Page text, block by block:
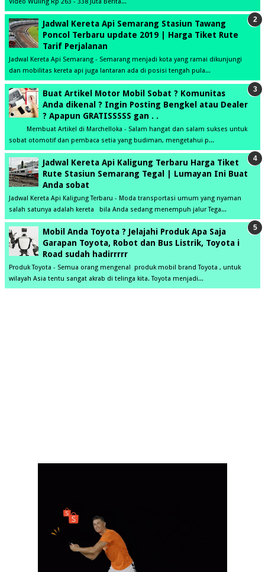
Jadwal Kereta Api Semarang Stasiun Tawang
Poncol Terbaru update 2019 | Harga Tiket Rute
Tarif Perjalanan
Jadwal Kereta Api Semarang - Semarang menjadi kota yang ramai dikunjungi
dan mobilitas kereta api juga lantaran ada di posisi tengah pula...
Buat Artikel Motor Mobil Sobat ? Komunitas
Anda dikenal ? Ingin Posting Bengkel atau Dealer
? Apapun GRATISSSSS gan . .
Membuat Artikel di Marchelloka - Salam hangat dan salam sukses untuk
sobat otomotif dan pembaca setia yang budiman, mengetahui p...
Jadwal Kereta Api Kaligung Terbaru Harga Tiket
Rute Stasiun Semarang Tegal | Lumayan Ini Buat
Anda sobat
Jadwal Kereta Api Kaligung Terbaru - Moda transportasi umum yang nyaman
salah satunya adalah kereta bila Anda sedang menempuh jalur Tega...
Mobil Anda Toyota ? Jelajahi Produk Apa Saja
Garapan Toyota, Robot dan Bus Listrik, Toyota i
Road sudah hadirrrrr
Produk Toyota - Semua orang mengenal produk mobil brand Toyota , untuk
wilayah Asia tentu sangat akrab di telinga kita. Toyota menjadi...